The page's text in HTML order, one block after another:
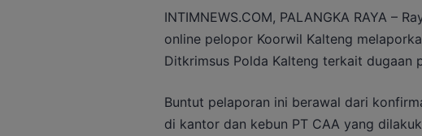
INTIMNEWS.COM, PALANGKA RAYA –
online pelopor Koorwil Kalteng
Ditkrimsus Polda Kalteng terkait dugaan
Buntut pelaporan ini berawal dari
di kantor dan kebun PT CAA yang